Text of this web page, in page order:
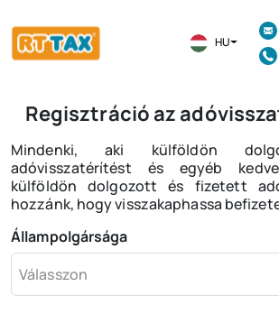
HU
Regisztráció az
Mindenki, aki külföldön
adóvisszatérítést és egyéb
külföldön dolgozott és fizetett
hozzánk, hogy visszakaphassa
Állampolgársága
Válasszon